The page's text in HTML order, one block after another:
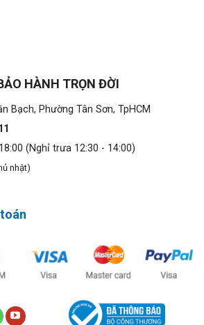
khúc.
HÀNH TRỌN ĐỜI
Bạch, Phường Tân Sơn, TpHCM
(Nghỉ trưa 12:30 - 14:00)
nhật)